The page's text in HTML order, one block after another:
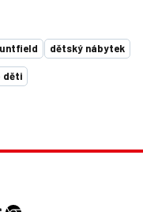
dětský nábytek
děti